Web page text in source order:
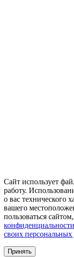
Сайт использует
работу.
о вас технического
вашего
пользоваться
конфиденциальности
своих
Принять